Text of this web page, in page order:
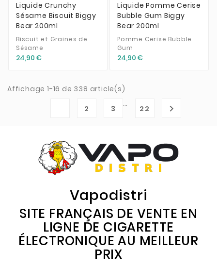
Liquide Crunchy
Sésame Biscuit Biggy
Bear 200ml
Biscuit et Graines de
Sésame
24,90 €
Liquide Pomme Cerise
Bubble Gum Biggy
Bear 200ml
Pomme Cerise Bubble
Gum
24,90 €
Affichage 1-16 de 338 article(s)
2 3
…
22 
Vapodistri
SITE FRANÇAIS DE VENTE EN
LIGNE DE CIGARETTE
ÉLECTRONIQUE AU MEILLEUR
PRIX